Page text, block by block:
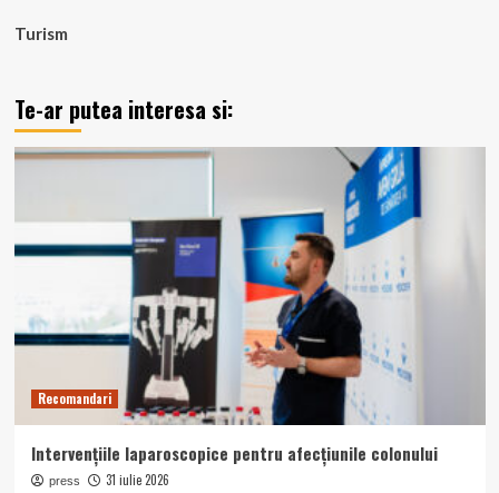
Turism
Te-ar putea interesa si:
Recomandari
Intervențiile laparoscopice pentru afecțiunile colonului
press 31 iulie 2026